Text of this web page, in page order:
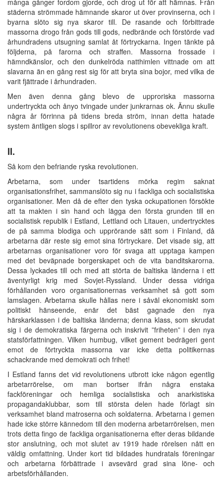
städerna strömmade hämnande skaror ut över provinserna, och i
byarna slöto sig nya skaror till. De rasande och förbittrade
massorna drogo från gods till gods, nedbrände och förstörde vad
århundradens utsugning samlat åt förtryckarna. Ingen tänkte på
följderna, på farorna och straffen. Massorna frossade i
hämndkänslor, och den dunkelröda natthimlen vittnade om att
slavarna än en gång rest sig för att bryta sina bojor, med vilka de
varit fjättrade i århundraden.
Men även denna gång blevo de upproriska massorna
undertryckta och ånyo tvingade under junkrarnas ok. Ännu skulle
några år förrinna på tidens breda ström, innan detta hatade
system äntligen slogs i spillror av revolutionens obevekliga kraft.
II.
Så kom den befriande ryska revolutionen.
Arbetarna, som under tsartidens mörka regim saknat
organisationsfrihet, sammanslöto sig nu i fackliga och socialistiska
organisationer. Men då de efter den tyska ockupationen försökte
att ta makten i sin hand och lägga den första grunden till en
socialistisk republik i Estland, Lettland och Litauen, undertrycktes
de på samma blodiga och upprörande sätt som i Finland, då
arbetarna där reste sig emot sina förtryckare. Det visade sig, att
arbetarnas organisationer voro för svaga att upptaga kampen
med det beväpnade borgerskapet och de vita banditskarorna.
Dessa lyckades till och med att störta de baltiska länderna i ett
äventyrligt krig med Sovjet-Ryssland. Under dessa vidriga
förhållanden voro organisationernas verksamhet så gott som
lamslagen. Arbetarna skulle hållas nere i såväl ekonomiskt som
politiskt hänseende, enär det bäst gagnade den nya
härskarklassen i de baltiska länderna; denna klass, som skrudat
sig i de demokratiska färgerna och inskrivit ”friheten” i den nya
statsförfattningen. Vilken humbug, vilket gement bedrägeri gent
emot de förtryckta massorna var icke detta politikernas
schackrande med demokrati och frihet!
I Estland fanns det vid revolutionens utbrott icke någon egentlig
arbetarrörelse, om man bortser ifrån några enstaka
fackföreningar och hemliga socialistiska och anarkistiska
propagandaklubbar, som till största delen hade förlagt sin
verksamhet bland matroserna och soldaterna. Arbetarna i gemen
hade icke större kännedom till den moderna arbetarrörelsen, men
trots detta fingo de fackliga organisationerna efter deras bildande
stor anslutning, och mot slutet av 1919 hade rörelsen nått en
väldig omfattning. Under kort tid bildades hundratals föreningar
och arbetarna förbättrade i avsevärd grad sina löne- och
arbetsförhållanden.